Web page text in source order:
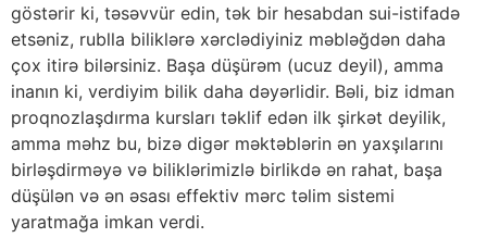
göstərir ki, təsəvvür edin, tək bir hesabdan sui-istifadə
etsəniz, rublla biliklərə xərclədiyiniz məbləğdən daha
çox itirə bilərsiniz. Başa düşürəm (ucuz deyil), amma
inanın ki, verdiyim bilik daha dəyərlidir. Bəli, biz idman
proqnozlaşdırma kursları təklif edən ilk şirkət deyilik,
amma məhz bu, bizə digər məktəblərin ən yaxşılarını
birləşdirməyə və biliklərimizlə birlikdə ən rahat, başa
düşülən və ən əsası effektiv mərc təlim sistemi
yaratmağa imkan verdi.